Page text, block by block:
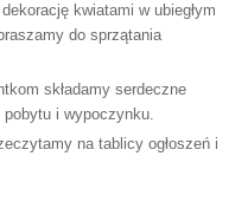
kwiatami w ubiegłym
do sprzątania
składamy serdeczne
i wypoczynku.
na tablicy ogłoszeń i